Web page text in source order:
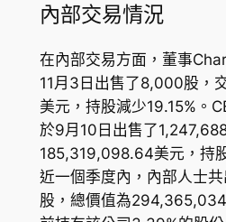
內部交易情況
在內部交易方面，董事
11月3日出售了8,000股，
美元，持股減少19.15%。
於9月10日出售了
185,319,098.64美元，持
近一個季度內，內部人士
股，總價值為